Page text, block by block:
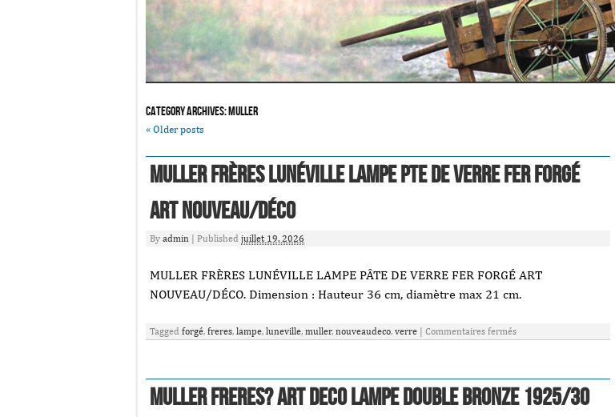
Category Archives:muller
« Older posts
Muller Frères Lunéville Lampe Pte De Verre Fer Forgé
Art Nouveau/déco
By admin Published juillet 19, 2026
MULLER FRÈRES LUNÉVILLE LAMPE PÂTE DE VERRE FER FORGÉ ART
NOUVEAU/DÉCO. Dimension : Hauteur 36 cm, diamètre max 21 cm.
Tagged forgé, freres, lampe, luneville, muller, nouveaudeco, verre Commentaires fermés
MULLER FRERES? ART DECO Lampe double BRONZE 1925/30